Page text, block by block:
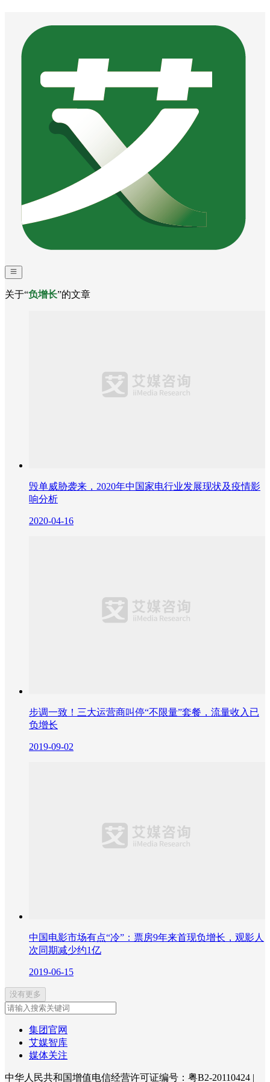
关于“负增长”的文章
毁单威胁袭来，2020年中国家电行业发展现状及疫情影
响分析
2020-04-16
步调一致！三大运营商叫停“不限量”套餐，流量收入已
负增长
2019-09-02
中国电影市场有点“冷”：票房9年来首现负增长，观影人
次同期减少约1亿
2019-06-15
没有更多
集团官网
艾媒智库
媒体关注
中华人民共和国增值电信经营许可证编号：粤B2-20110424 |